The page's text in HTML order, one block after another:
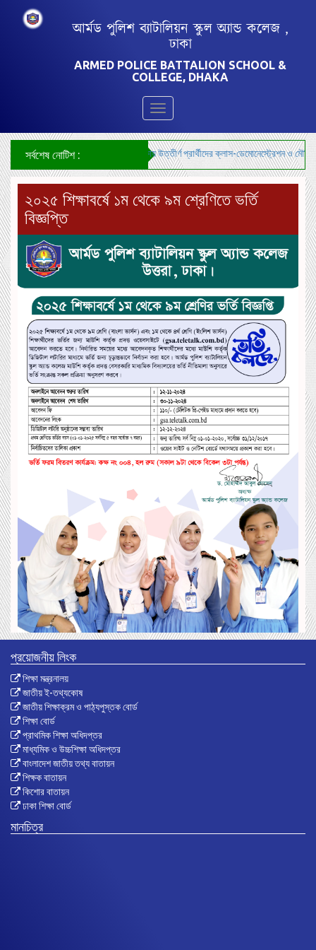
আর্মড পুলিশ ব্যাটালিয়ন স্কুল অ্যান্ড কলেজ ,
ঢাকা
ARMED POLICE BATTALION SCHOOL &
COLLEGE, DHAKA
Toggle
navigation
সর্বশেষ নোটিশ :
***শিক্ষক নিয়োগ-২০২৬ এর লিখিত পরীক্ষায় উত্তীর্ণ প্রার্থীদের ক্লাস-ডেমোনেস্ট্রেশন ও মৌখিক
২০২৫ শিক্ষাবর্ষে ১ম থেকে ৯ম শ্রেণিতে ভর্তি
বিজ্ঞপ্তি
প্রয়োজনীয় লিংক
শিক্ষা মন্ত্রনালয়
জাতীয় ই-তথ্যকোষ
জাতীয় শিক্ষাক্রম ও পাঠ্যপুস্তক বোর্ড
শিক্ষা বোর্ড
প্রাথমিক শিক্ষা অধিদপ্তর
মাধ্যমিক ও উচ্চশিক্ষা অধিদপ্তর
বাংলাদেশ জাতীয় তথ্য বাতায়ন
শিক্ষক বাতায়ন
কিশোর বাতায়ন
ঢাকা শিক্ষা বোর্ড
মানচিত্র